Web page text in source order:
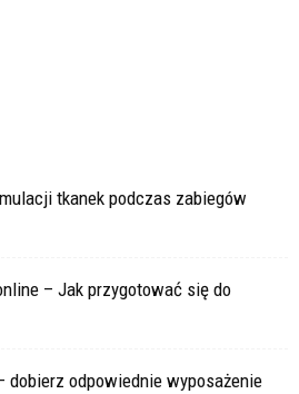
tkanek podczas zabiegów
– Jak przygotować się do
dobierz odpowiednie wyposażenie